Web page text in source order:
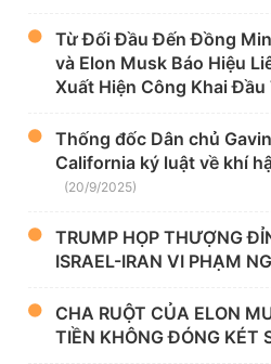
Từ Đối Đầu Đến Đồng
và Elon Musk Báo Hiệu
Xuất Hiện Công Khai Đầu
Thống đốc Dân chủ
California ký luật về khí
(20/9/2025)
TRUMP HỌP THƯỢNG
ISRAEL-IRAN VI PHẠM
CHA RUỘT CỦA ELON
TIỀN KHÔNG ĐÓNG KÉT